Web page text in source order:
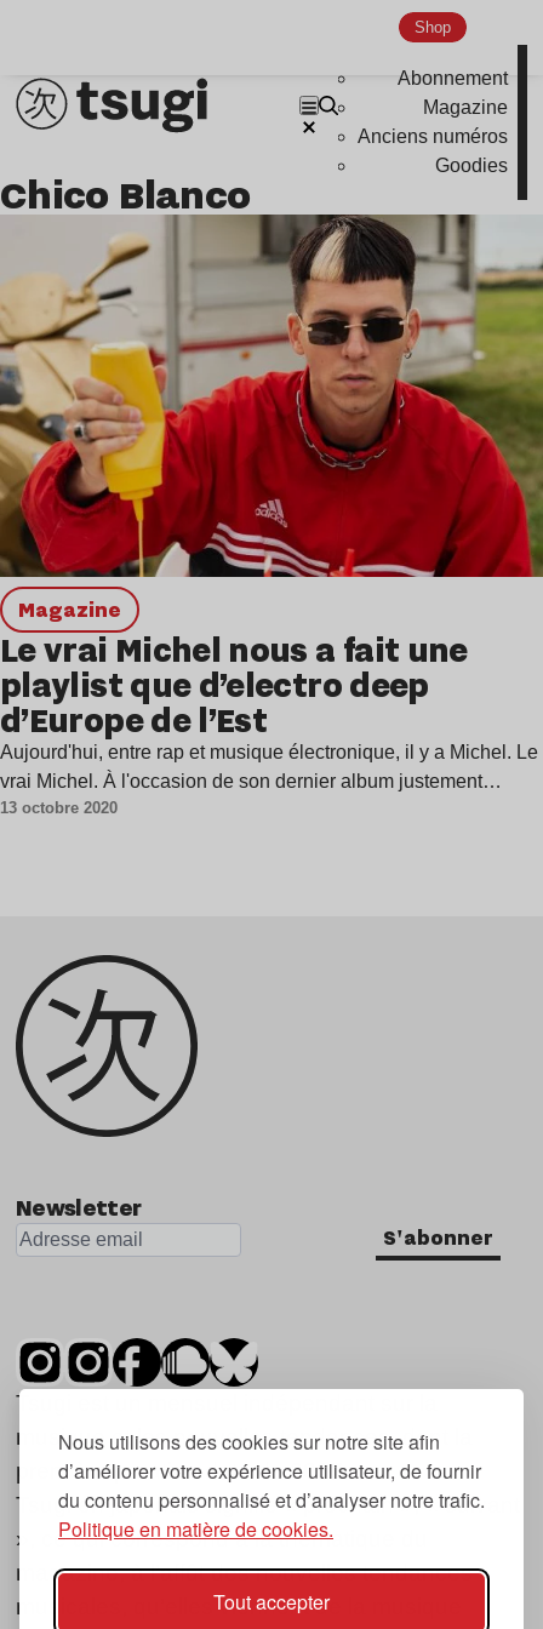
Nous utilisons des cookies sur notre site afin
d’améliorer votre expérience utilisateur, de fournir
du contenu personnalisé et d’analyser notre trafic.
Politique en matière de cookies.
Tout accepter
Shop
Abonnement
Magazine
Anciens numéros
Goodies
Chico Blanco
magazine
Le vrai Michel nous a fait une
playlist que d’electro deep
d’Europe de l’Est
Aujourd'hui, entre rap et musique électronique, il y a Michel. Le
vrai Michel. À l'occasion de son dernier album justement…
13 octobre 2020
Newsletter
S'abonner
Tsugi est un mensuel indépendant sur la
musique et les nouvelles tendances, dont la
première parution date de 2007.
Tsugi en japonais signifie « prochain », « suivant
», ce qui correspond à la thématique du
magazine, à l’affût des nouvelles tendances
musicales, qu’elles viennent de la musique